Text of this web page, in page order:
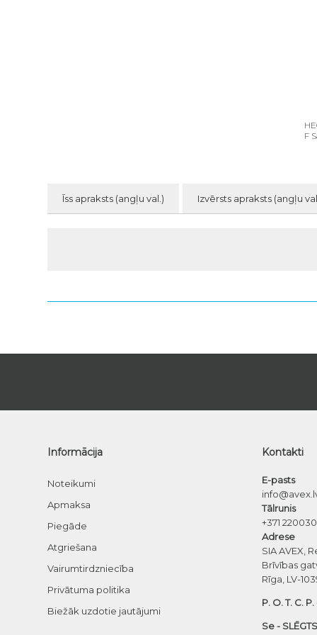
F
Īss apraksts (angļu val.) Izvērsts apraksts (angļu
Informācija
Noteikumi
Apmaksa
Piegāde
Atgriešana
Vairumtirdzniecība
Privātuma politika
Biežāk uzdotie jautājumi
Kontakti
E-pasts
Tālrunis
+371
Adrese
SIA AVEX,
Brīvības
Rīga, LV-
P. O. T. C.
Se -